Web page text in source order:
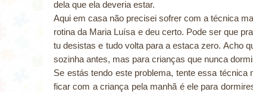
dela que ela deveria estar.
Aqui em casa não precisei sofrer com a técnica
rotina da Maria Luísa e deu certo. Pode ser que
tu desistas e tudo volta para a estaca zero. Acho
sozinha antes, mas para crianças que nunca
Se estás tendo este problema, tente essa
ficar com a criança pela manhã é ele para